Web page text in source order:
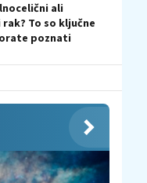
ali
To so ključne
poznati